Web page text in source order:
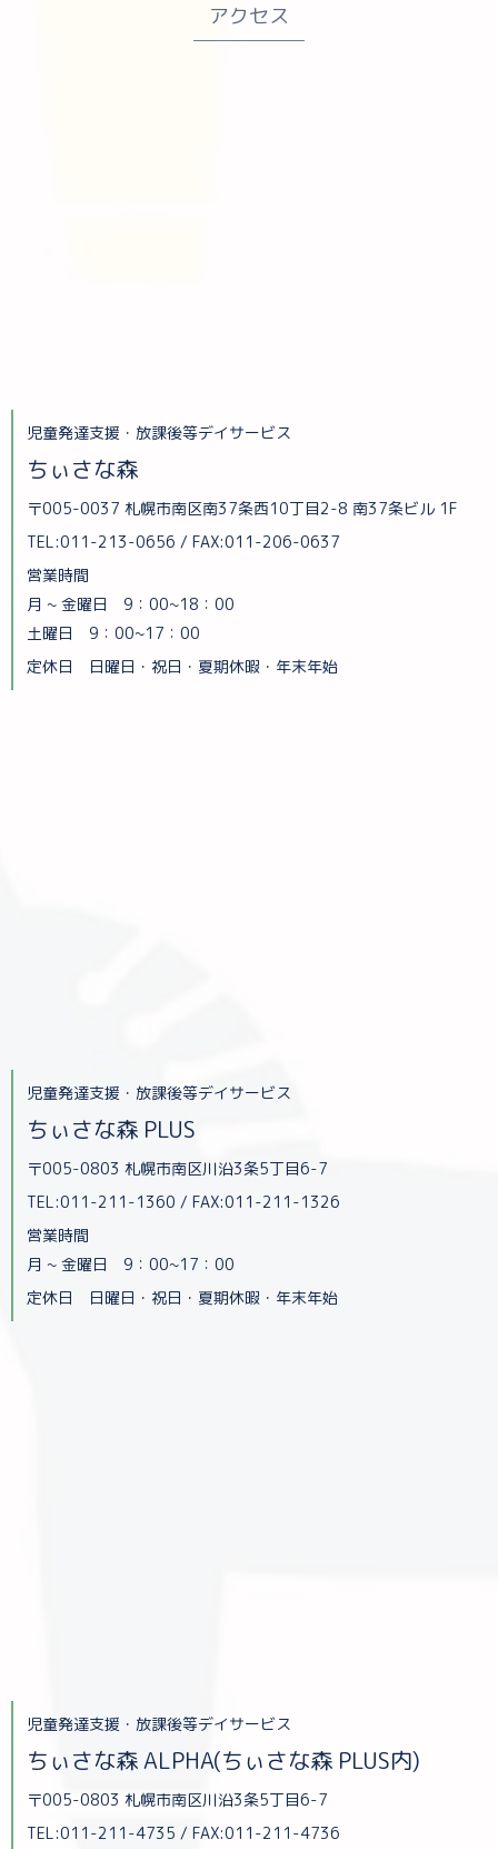
アクセス
児童発達支援・放課後等デイサービス
ちぃさな森
〒005-0037 札幌市南区南37条西10丁目2-8 南37条ビル 1F
TEL:011-213-0656 / FAX:011-206-0637
営業時間
月 ~ 金曜日 9：00~18：00
土曜日 9：00~17：00
定休日 日曜日・祝日・夏期休暇・年末年始
児童発達支援・放課後等デイサービス
ちぃさな森 PLUS
〒005-0803 札幌市南区川沿3条5丁目6-7
TEL:011-211-1360 / FAX:011-211-1326
営業時間
月 ~ 金曜日 9：00~17：00
定休日 日曜日・祝日・夏期休暇・年末年始
児童発達支援・放課後等デイサービス
ちぃさな森 ALPHA(ちぃさな森 PLUS内)
〒005-0803 札幌市南区川沿3条5丁目6-7
TEL:011-211-4735 / FAX:011-211-4736